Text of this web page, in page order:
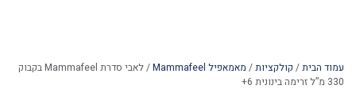
עמוד הבית/ קולקציות/ מאמאפיל Mammafeel
/ לאבי סדרת Mammafeel בקבוק
330 מ”ל זרימה בינונית 6+